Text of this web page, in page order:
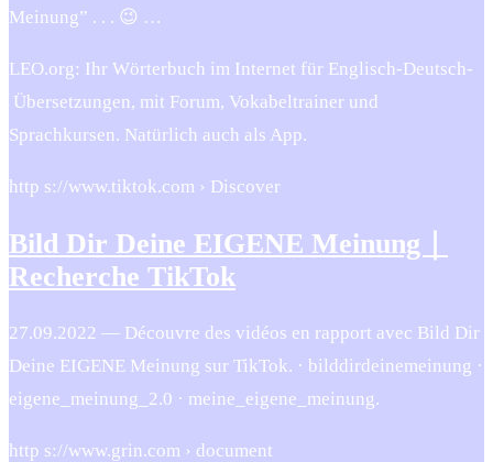
Meinung” . . . 😉 …
LEO.org: Ihr Wörterbuch im Internet für ­Englisch-Deutsch­
Übersetzungen, mit Forum, Vokabeltrainer und
Sprachkursen. Natürlich auch als App.
http s://www.tiktok.com › Discover
Bild Dir Deine EIGENE Meinung｜
Recherche TikTok
27.09.2022 — Découvre des vidéos en rapport avec Bild Dir
Deine EIGENE Meinung sur TikTok. · bilddirdeinemeinung ·
eigene_meinung_2.0 · meine_eigene_meinung.
http s://www.grin.com › document